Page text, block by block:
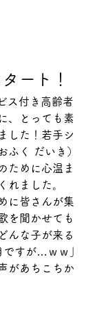
ート！
ス付き高齢者
、とっても素
した！若手シ
ふく だいき）
ために心温ま
れました。
に皆さんが集
を聞かせても
んな子が来る
ですが…ｗｗ 」
があちこちか